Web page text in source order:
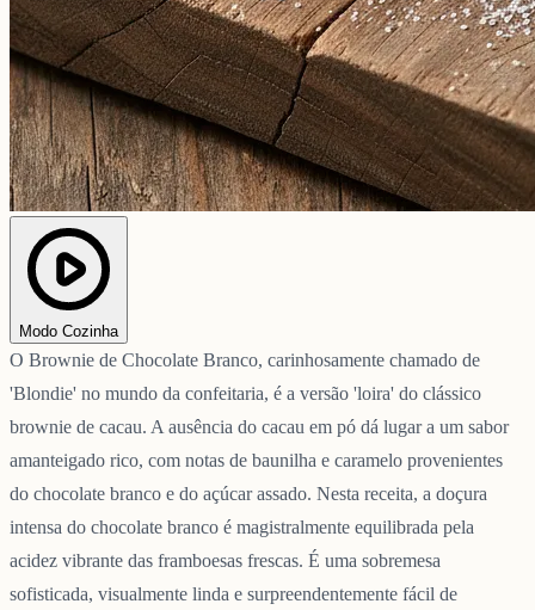
Modo Cozinha
O Brownie de Chocolate Branco, carinhosamente chamado de
'Blondie' no mundo da confeitaria, é a versão 'loira' do clássico
brownie de cacau. A ausência do cacau em pó dá lugar a um sabor
amanteigado rico, com notas de baunilha e caramelo provenientes
do chocolate branco e do açúcar assado. Nesta receita, a doçura
intensa do chocolate branco é magistralmente equilibrada pela
acidez vibrante das framboesas frescas. É uma sobremesa
sofisticada, visualmente linda e surpreendentemente fácil de